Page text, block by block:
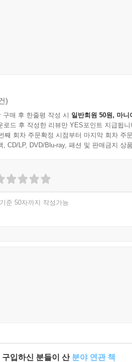
)
구매 후 한줄평 작성 시 일반회원 50원, 마니
로드 후 작성한 리뷰만 YES포인트 지급됩니
째 회차 주문확정 시점부터 마지막 회차 주
, CD/LP, DVD/Blu-ray, 패션 및 판매금지 상
준 50자까지 작성가능
구입하신 분들이 산 분야 연관 책